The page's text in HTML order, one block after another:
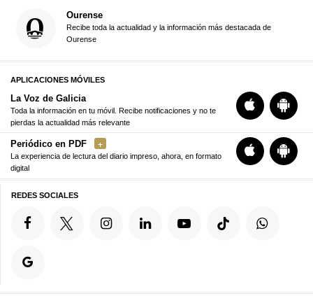
Ourense
Recibe toda la actualidad y la información más destacada de
Ourense
APLICACIONES MÓVILES
La Voz de Galicia
Toda la información en tu móvil. Recibe notificaciones y no te
pierdas la actualidad más relevante
Periódico en PDF
La experiencia de lectura del diario impreso, ahora, en formato
digital
REDES SOCIALES